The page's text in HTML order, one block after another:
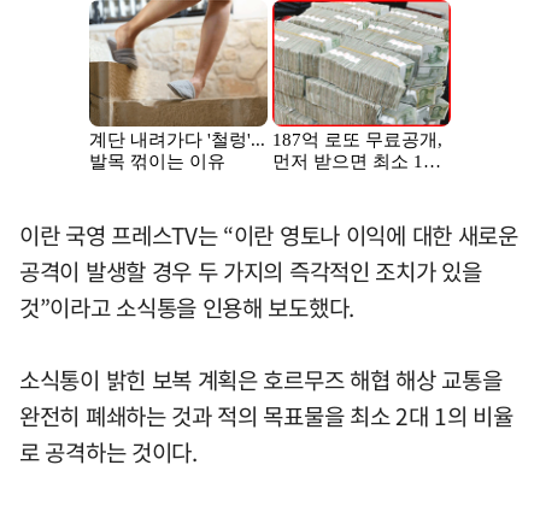
이란 국영 프레스TV는 “이란 영토나 이익에 대한 새로운
공격이 발생할 경우 두 가지의 즉각적인 조치가 있을
것”이라고 소식통을 인용해 보도했다.
소식통이 밝힌 보복 계획은 호르무즈 해협 해상 교통을
완전히 폐쇄하는 것과 적의 목표물을 최소 2대 1의 비율
로 공격하는 것이다.